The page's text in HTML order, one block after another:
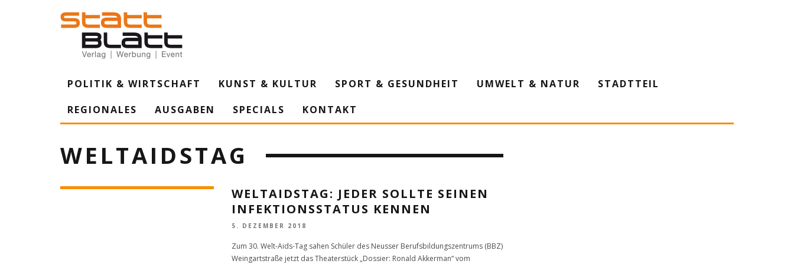
POLITIK & WIRTSCHAFT KUNST & KULTUR SPORT & GESUNDHEIT UMWELT & NATUR
STADTTEIL
REGIONALES
AUSGABEN SPECIALS KONTAKT
WELTAIDSTAG
WELTAIDSTAG: JEDER SOLLTE SEINEN
INFEKTIONSSTATUS KENNEN
5. DEZEMBER 2018
Zum 30. Welt-Aids-Tag sahen Schüler des Neusser Berufsbildungszentrums (BBZ)
Weingartstraße jetzt das Theaterstück „Dossier: Ronald Akkerman“ vom